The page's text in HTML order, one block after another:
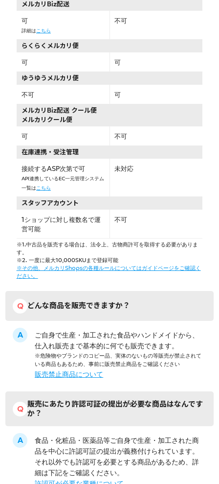
メルカリBiz配送
可
詳細はこちら
不可
らくらくメルカリ便
可 可
ゆうゆうメルカリ便
不可 可
メルカリBiz配送 クール便
メルカリクール便
可 不可
在庫連携・受注管理
接続するASP次第で可
API連携しているEC一元管理システム
一覧はこちら
未対応
スタッフアカウント
1ショップに対し複数名で運
営可能
不可
※1.中古品を販売する場合は、法令上、古物商許可を取得する必要がありま
す。
※2. 一度に最大10,000SKUまで登録可能
※その他、メルカリShopsの各種ルールについてはガイドページをご確認く
ださい。
どんな商品を販売できますか？
ご自身で生産・加工された食品やハンドメイドから、
仕入れ販売まで基本的に何でも販売できます。
※危険物やブランドのコピー品、実体のないもの等販売が禁止されて
いる商品もあるため、事前に販売禁止商品をご確認ください
販売禁止商品について
販売にあたり許認可証の提出が必要な商品はなんです
か？
食品・化粧品・医薬品等ご自身で生産・加工された商
品を中心に許認可証の提出が義務付けられています。
それ以外でも許認可を必要とする商品があるため、詳
細は下記をご確認ください。